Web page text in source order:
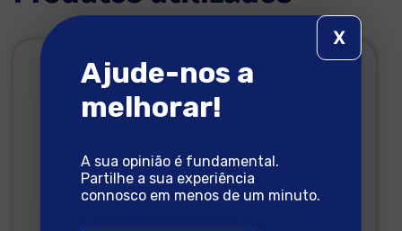
Ajude-nos a
melhorar!
A sua opinião é fundamental.
Partilhe a sua experiência
connosco em menos de um minuto.
X